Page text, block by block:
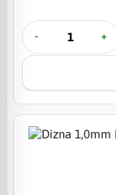
- +